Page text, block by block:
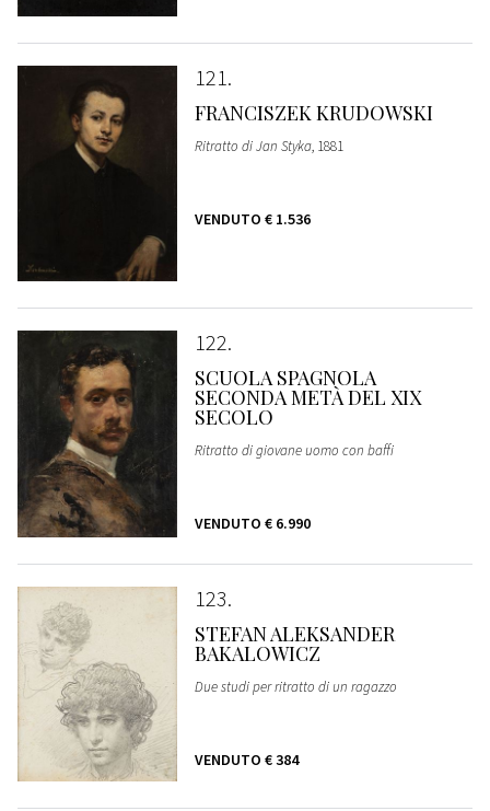
121
FRANCISZEK KRUDOWSKI
Ritratto di Jan Styka, 1881
VENDUTO € 1.536
122
SCUOLA SPAGNOLA
SECONDA METÀ DEL XIX
SECOLO
Ritratto di giovane uomo con baffi
VENDUTO € 6.990
123
STEFAN ALEKSANDER
BAKALOWICZ
Due studi per ritratto di un ragazzo
VENDUTO € 384